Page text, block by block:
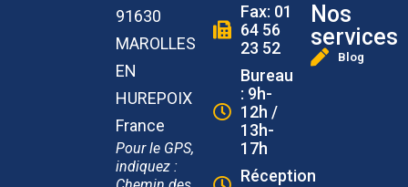
91630
MAROLLES
EN
HUREPOIX
France
Pour le GPS,
indiquez :
Fax: 01
64 56
23 52
Bureau
: 9h-
12h /
13h-
17h
Réception
Nos
services
Blog